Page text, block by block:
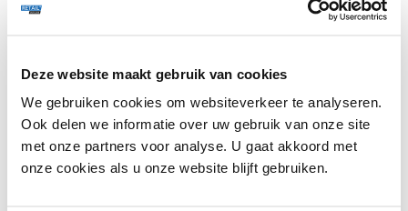
Deze website maakt gebruik van cookies
We gebruiken cookies om websiteverkeer te analyseren.
Ook delen we informatie over uw gebruik van onze site
met onze partners voor analyse. U gaat akkoord met
onze cookies als u onze website blijft gebruiken.